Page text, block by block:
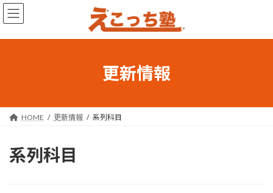
コ
ン
ン
ナ
ビ
ー
更新情報
HOME 更新情報 系列科目
系列科目